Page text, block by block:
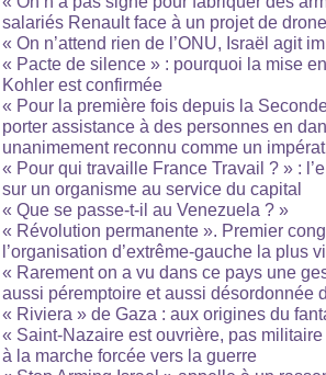
salariés Renault face à un projet de
« On n’attend rien de l’ONU, Israël agit
« Pacte de silence » : pourquoi la mise
Kohler est confirmée
« Pour la première fois depuis la
porter assistance à des personnes en
unanimement reconnu comme un
« Pour qui travaille France Travail ? » :
sur un organisme au service du capital
« Que se passe-t-il au Venezuela ? »
« Révolution permanente ». Premier
l’organisation d’extrême-gauche la plus
« Rarement on a vu dans ce pays une
aussi péremptoire et aussi désordonnée
« Riviera » de Gaza : aux origines du
« Saint-Nazaire est ouvrière, pas
à la marche forcée vers la guerre